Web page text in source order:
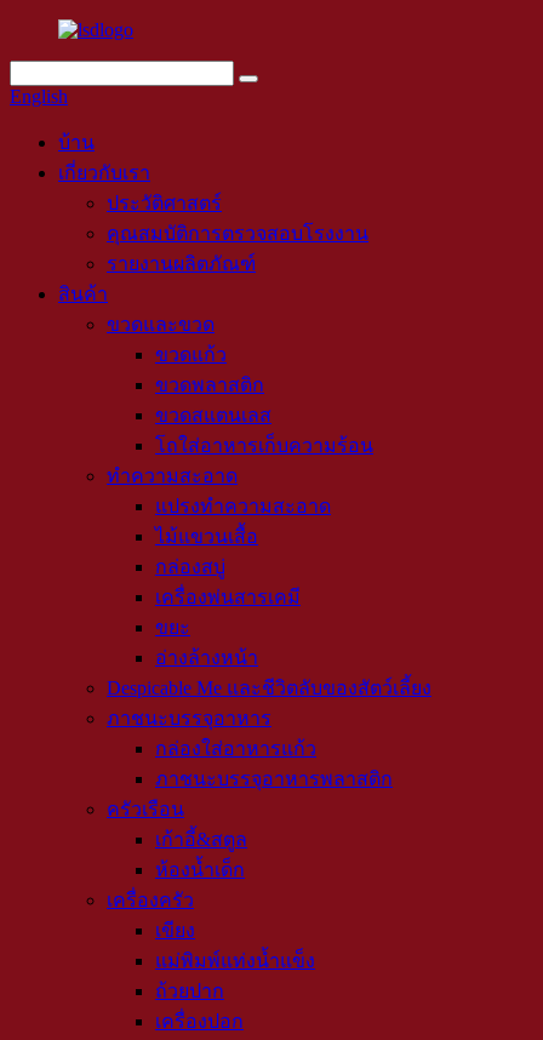
English
บ้าน
เกี่ยวกับเรา
ประวัติศาสตร์
คุณสมบัติการตรวจสอบโรงงาน
รายงานผลิตภัณฑ์
สินค้า
ขวดและขวด
ขวดแก้ว
ขวดพลาสติก
ขวดสแตนเลส
โถใส่อาหารเก็บความร้อน
ทำความสะอาด
แปรงทำความสะอาด
ไม้แขวนเสื้อ
กล่องสบู่
เครื่องพ่นสารเคมี
ขยะ
อ่างล้างหน้า
Despicable Me และชีวิตลับของสัตว์เลี้ยง
ภาชนะบรรจุอาหาร
กล่องใส่อาหารแก้ว
ภาชนะบรรจุอาหารพลาสติก
ครัวเรือน
เก้าอี้&สตูล
ห้องน้ำเด็ก
เครื่องครัว
เขียง
แม่พิมพ์แท่งน้ำแข็ง
ถ้วยปาก
เครื่องปอก